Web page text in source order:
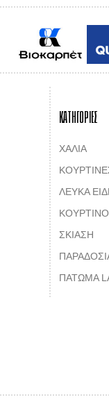
ΚΑΤΗΓΟΡΙΕΣ
ΧΑΛΙΑ
ΛΕΥΚΑ
ΣΚΙΑΣΗ
ΠΑΤΩΜΑ